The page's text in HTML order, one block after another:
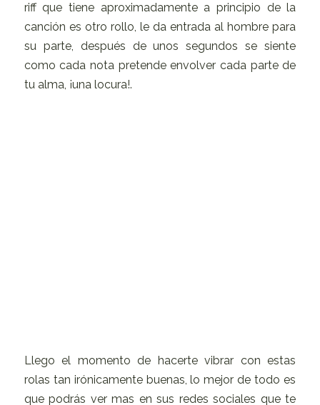
riff que tiene aproximadamente a principio de la
canción es otro rollo, le da entrada al hombre para
su parte, después de unos segundos se siente
como cada nota pretende envolver cada parte de
tu alma, ¡una locura!.
Llego el momento de hacerte vibrar con estas
rolas tan irónicamente buenas, lo mejor de todo es
que podrás ver mas en sus redes sociales que te